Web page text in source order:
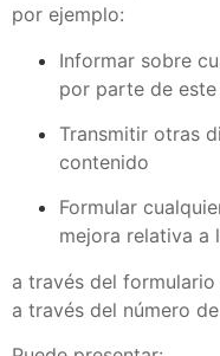
por ejemplo:
Informar sobre
por parte de
Transmitir otras
contenido
Formular
mejora relativa a
a través del
a través del número